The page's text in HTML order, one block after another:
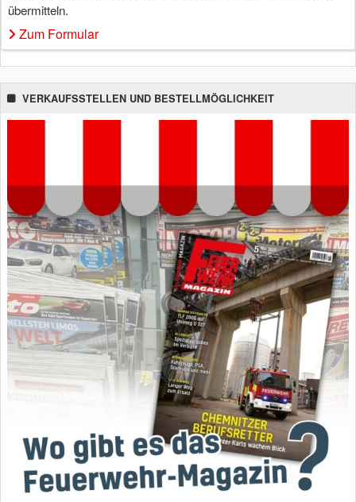
übermitteln.
Zum Formular
VERKAUFSSTELLEN UND BESTELLMÖGLICHKEIT